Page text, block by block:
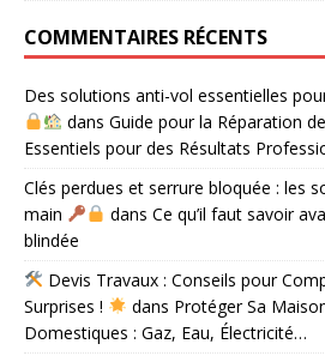
COMMENTAIRES RÉCENTS
Des solutions anti-vol essentielles
dans Guide pour la Réparation
Essentiels pour des Résultats
Clés perdues et serrure bloquée : les
main
dans Ce qu’il faut savoir
blindée
Devis Travaux : Conseils pour
Surprises !
dans Protéger Sa
Domestiques : Gaz, Eau, Électricité…